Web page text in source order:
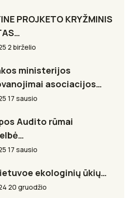
PROJKETO KRYŽMINIS
2 birželio
ministerijos
asociacijos…
17 sausio
Audito rūmai
17 sausio
ekologinių ūkių…
20 gruodžio